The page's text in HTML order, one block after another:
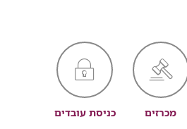
מכרזים כניסת עובדים